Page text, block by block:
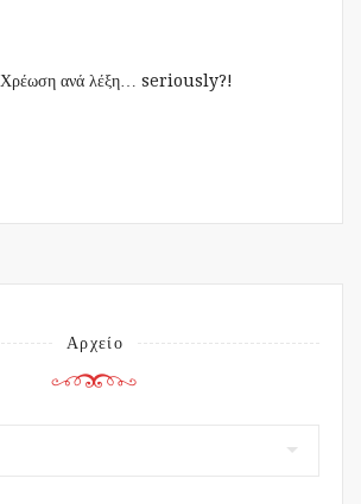
Χρέωση ανά λέξη… seriously?!
Αρχείο